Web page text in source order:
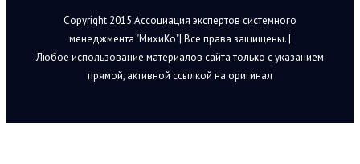
Copyright 2015 Ассоциация экспертов системного
менеджмента "МихиКо"| Все права защищены. |
Любое использование материалов сайта только с указанием
прямой, активной ссылкой на оригинал